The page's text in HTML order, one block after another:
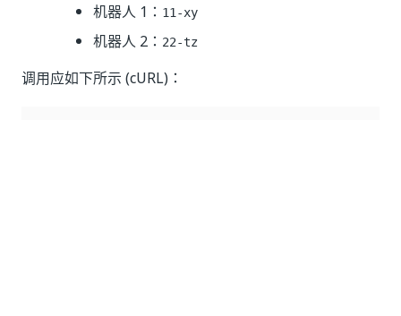
机器人 1： 11-xy
机器人 2： 22-tz
调用应如下所示 (cURL)：